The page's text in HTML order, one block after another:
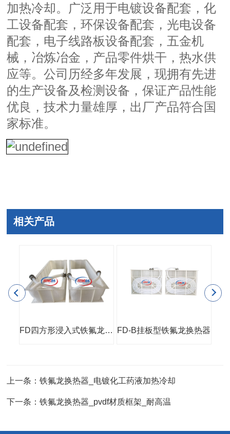
加热冷却。广泛用于电镀设备配套，化
工设备配套，环保设备配套，光电设备
配套，电子线路板设备配套，五金机
械，冶炼冶金，产品零件烘干，热水供
应等。公司历经多年发展，现拥有先进
的生产设备及检测设备，保证产品性能
优良，技术力量雄厚，出厂产品符合国
家标准。
相关产品
FD四方形浸入式铁氟龙换热器 FD-B挂板型铁氟龙换热器
上一条：铁氟龙换热器_电镀化工药液加热冷却
下一条：铁氟龙换热器_pvdf材质框架_耐高温